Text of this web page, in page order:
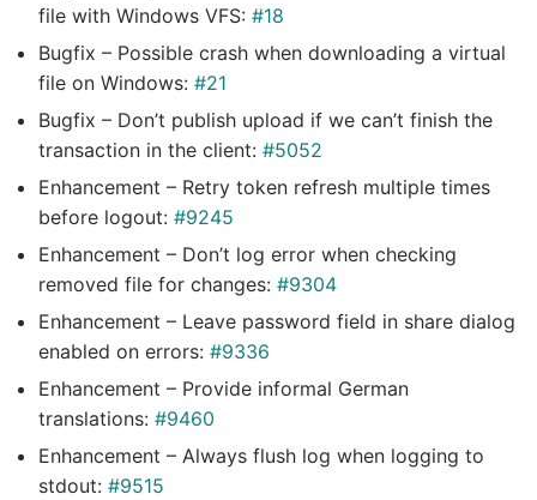
file with Windows VFS: #18
Bugfix – Possible crash when downloading a virtual
file on Windows: #21
Bugfix – Don’t publish upload if we can’t finish the
transaction in the client: #5052
Enhancement – Retry token refresh multiple times
before logout: #9245
Enhancement – Don’t log error when checking
removed file for changes: #9304
Enhancement – Leave password field in share dialog
enabled on errors: #9336
Enhancement – Provide informal German
translations: #9460
Enhancement – Always flush log when logging to
stdout: #9515